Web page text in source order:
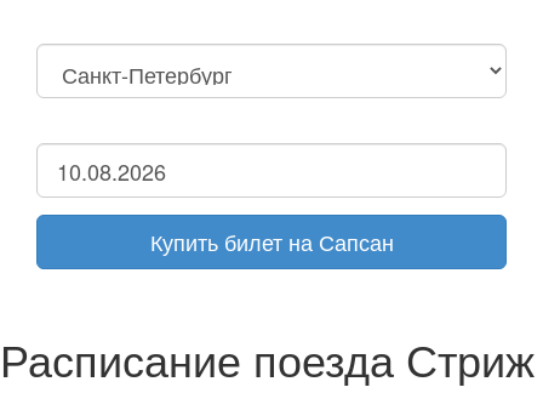
Купить билет на Сапсан
Расписание поезда Стриж